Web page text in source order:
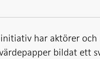
initiativ har aktörer
bildat ett